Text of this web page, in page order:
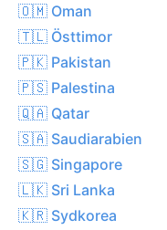
🇴🇲 Oman
🇹🇱 Östtimor
🇵🇰 Pakistan
🇵🇸 Palestina
🇶🇦 Qatar
🇸🇦 Saudiarabien
🇸🇬 Singapore
🇱🇰 Sri Lanka
🇰🇷 Sydkorea